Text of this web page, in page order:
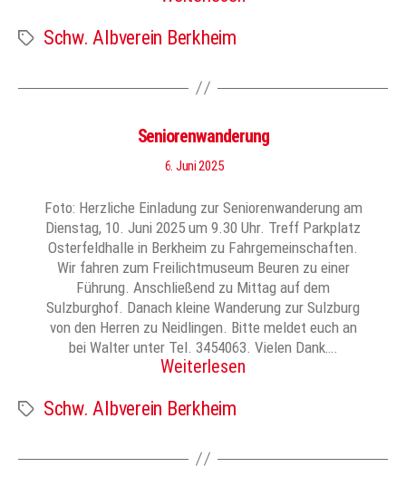
Schlagwörter
Schw. Albverein Berkheim
Seniorenwanderung
6. Juni 2025
Foto: Herzliche Einladung zur Seniorenwanderung am
Dienstag, 10. Juni 2025 um 9.30 Uhr. Treff Parkplatz
Osterfeldhalle in Berkheim zu Fahrgemeinschaften.
Wir fahren zum Freilichtmuseum Beuren zu einer
Führung. Anschließend zu Mittag auf dem
Sulzburghof. Danach kleine Wanderung zur Sulzburg
von den Herren zu Neidlingen. Bitte meldet euch an
bei Walter unter Tel. 3454063. Vielen Dank….
Weiterlesen
Schlagwörter
Schw. Albverein Berkheim